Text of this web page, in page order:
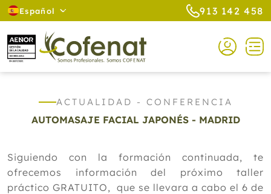
Español 913 142 458
ACTUALIDAD - CONFERENCIA
AUTOMASAJE FACIAL JAPONÉS - MADRID
Siguiendo con la formación continuada, te
ofrecemos información del próximo taller
práctico GRATUITO, que se llevara a cabo el 6 de